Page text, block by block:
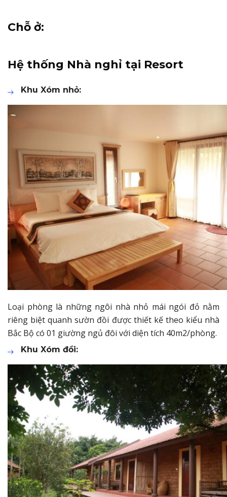
Chỗ ở:
Hệ thống Nhà nghỉ tại Resort
Khu Xóm nhỏ:
Loại phòng là những ngôi nhà nhỏ mái ngói đỏ nằm
riêng biệt quanh sườn đồi được thiết kế theo kiểu nhà
Bắc Bộ có 01 giường ngủ đôi với diện tích 40m2/phòng.
Khu Xóm đồi: